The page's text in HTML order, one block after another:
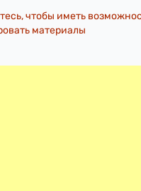
чтобы иметь
материалы